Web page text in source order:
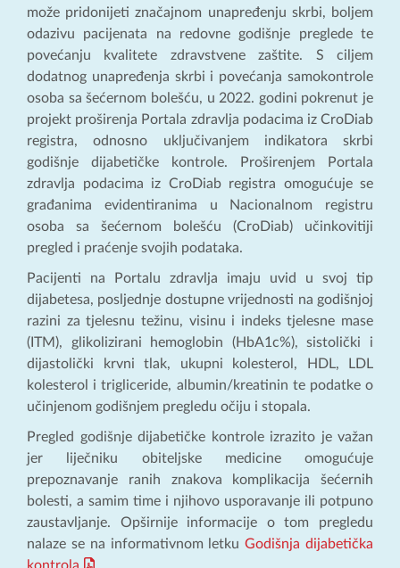
može pridonijeti značajnom unapređenju skrbi, boljem
odazivu pacijenata na redovne godišnje preglede te
povećanju kvalitete zdravstvene zaštite. S ciljem
dodatnog unapređenja skrbi i povećanja samokontrole
osoba sa šećernom bolešću, u 2022. godini pokrenut je
projekt proširenja Portala zdravlja podacima iz CroDiab
registra, odnosno uključivanjem indikatora skrbi
godišnje dijabetičke kontrole. Proširenjem Portala
zdravlja podacima iz CroDiab registra omogućuje se
građanima evidentiranima u Nacionalnom registru
osoba sa šećernom bolešću (CroDiab) učinkovitiji
pregled i praćenje svojih podataka.
Pacijenti na Portalu zdravlja imaju uvid u svoj tip
dijabetesa, posljednje dostupne vrijednosti na godišnjoj
razini za tjelesnu težinu, visinu i indeks tjelesne mase
(ITM), glikolizirani hemoglobin (HbA1c%), sistolički i
dijastolički krvni tlak, ukupni kolesterol, HDL, LDL
kolesterol i trigliceride, albumin/kreatinin te podatke o
učinjenom godišnjem pregledu očiju i stopala.
Pregled godišnje dijabetičke kontrole izrazito je važan
jer liječniku obiteljske medicine omogućuje
prepoznavanje ranih znakova komplikacija šećernih
bolesti, a samim time i njihovo usporavanje ili potpuno
zaustavljanje. Opširnije informacije o tom pregledu
nalaze se na informativnom letkuGodišnja dijabetička